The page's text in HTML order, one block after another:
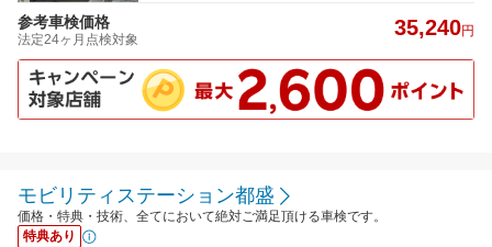
参考車検価格
法定24ヶ月点検対象 35,240円
モビリティステーション都盛
価格・特典・技術、全てにおいて絶対ご満足頂ける車検です。
特典あり